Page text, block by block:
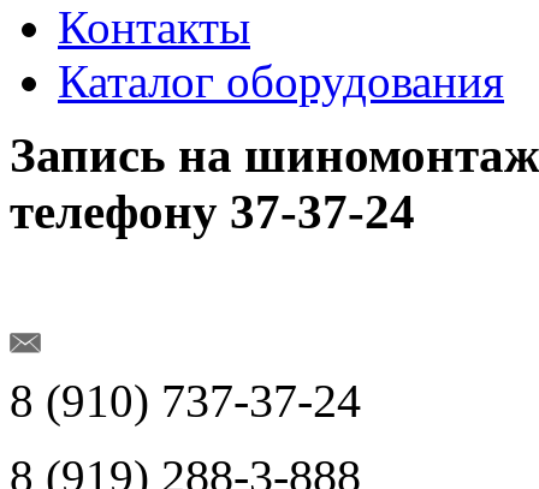
Контакты
Каталог оборудования
Запись на
телефону 37-37-24
8 (910) 737-37-24
8 (919) 288-3-888